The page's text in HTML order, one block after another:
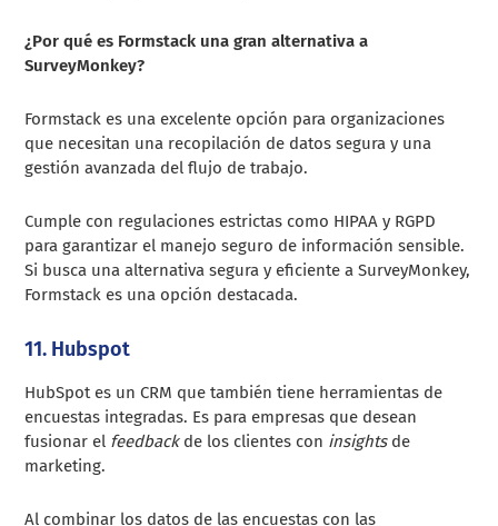
¿Por qué es Formstack una gran alternativa a
SurveyMonkey?
Formstack es una excelente opción para organizaciones
que necesitan una recopilación de datos segura y una
gestión avanzada del flujo de trabajo.
Cumple con regulaciones estrictas como HIPAA y RGPD
para garantizar el manejo seguro de información sensible.
Si busca una alternativa segura y eficiente a SurveyMonkey,
Formstack es una opción destacada.
11. Hubspot
HubSpot es un CRM que también tiene herramientas de
encuestas integradas. Es para empresas que desean
fusionar el feedbackde los clientes con insightsde
marketing.
Al combinar los datos de las encuestas con las